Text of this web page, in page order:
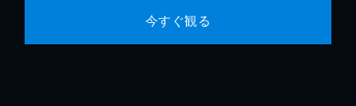
今すぐ観る